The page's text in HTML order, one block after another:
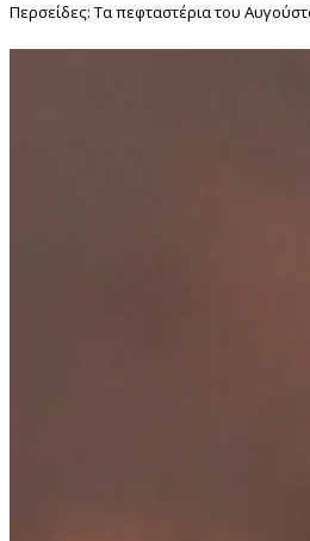
Περσείδες: Τα πεφταστέρια του